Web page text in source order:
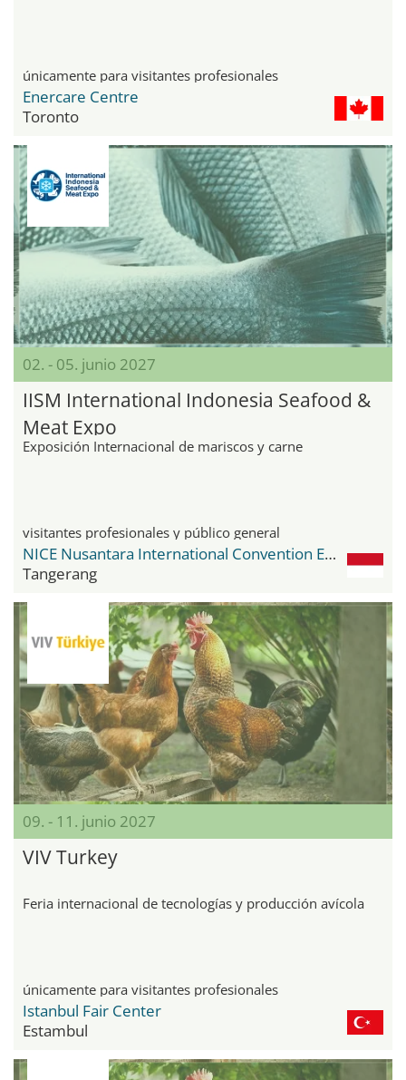
únicamente para visitantes profesionales
Enercare Centre
Toronto
02. - 05. junio 2027
IISM International Indonesia Seafood &
Meat Expo
Exposición Internacional de mariscos y carne
visitantes profesionales y público general
NICE Nusantara International Convention Exhibition
Tangerang
09. - 11. junio 2027
VIV Turkey
Feria internacional de tecnologías y producción avícola
únicamente para visitantes profesionales
Istanbul Fair Center
Estambul